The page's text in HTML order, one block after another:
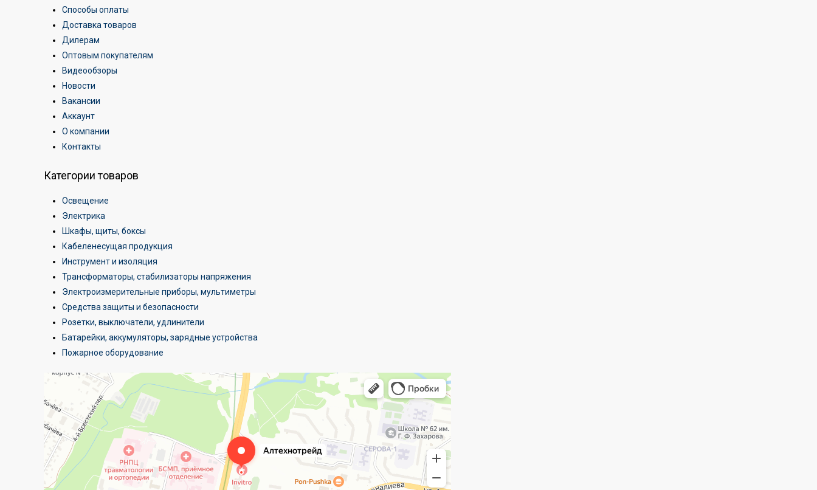
Способы оплаты
Доставка товаров
Дилерам
Оптовым покупателям
Видеообзоры
Новости
Вакансии
Аккаунт
О компании
Контакты
Категории товаров
Освещение
Электрика
Шкафы, щиты, боксы
Кабеленесущая продукция
Инструмент и изоляция
Трансформаторы, стабилизаторы напряжения
Электроизмерительные приборы, мультиметры
Средства защиты и безопасности
Розетки, выключатели, удлинители
Батарейки, аккумуляторы, зарядные устройства
Пожарное оборудование
Электротехническая продукция в Минске
Оптовая компания в Минске